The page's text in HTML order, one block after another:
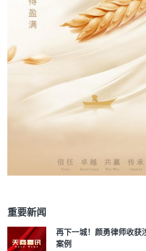
重要新闻
再下一城！颜勇律师收获
案例